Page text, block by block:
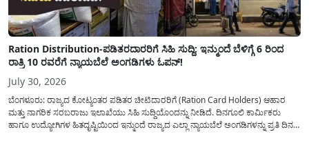
Ration Distribution-ಪಡಿತರದಾರರಿಗೆ ಸಿಹಿ ಸುದ್ದಿ: ಇನ್ಮುಂದೆ ಬೆಳಿಗ್ಗೆ 6 ರಿಂದ
ರಾತ್ರಿ 10 ರವರೆಗೆ ನ್ಯಾಯಬೆಲೆ ಅಂಗಡಿಗಳು ಓಪನ್!
July 30, 2026
ಬೆಂಗಳೂರು: ರಾಜ್ಯದ ಕೋಟ್ಯಂತರ ಪಡಿತರ ಚೀಟಿದಾರರಿಗೆ (Ration Card Holders) ಆಹಾರ
ಮತ್ತು ನಾಗರಿಕ ಸರಬರಾಜು ಇಲಾಖೆಯು ಸಿಹಿ ಸುದ್ದಿಯೊಂದನ್ನು ನೀಡಿದೆ. ದಿನಗೂಲಿ ಕಾರ್ಮಿಕರು
ಹಾಗೂ ಉದ್ಯೋಗಿಗಳ ಹಿತದೃಷ್ಟಿಯಿಂದ ಇನ್ಮುಂದೆ ರಾಜ್ಯದ ಎಲ್ಲಾ ನ್ಯಾಯಬೆಲೆ ಅಂಗಡಿಗಳನ್ನು ಪ್ರತಿ ದಿನ